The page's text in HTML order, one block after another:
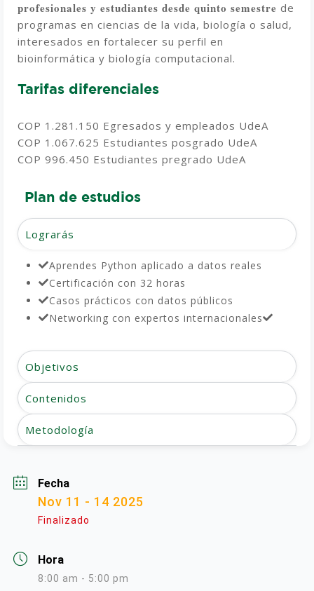
profesionales y estudiantes desde quinto semestre de
programas en ciencias de la vida, biología o salud,
interesados en fortalecer su perfil en
bioinformática y biología computacional.
Tarifas diferenciales
COP 1.281.150 Egresados y empleados UdeA
COP 1.067.625 Estudiantes posgrado UdeA
COP 996.450 Estudiantes pregrado UdeA
Plan de estudios
Lograrás
Aprendes Python aplicado a datos reales
Certificación con 32 horas
Casos prácticos con datos públicos
Networking con expertos internacionales
Objetivos
Contenidos
Metodología
Fecha
Nov 11 - 14 2025
Finalizado
Hora
8:00 am - 5:00 pm